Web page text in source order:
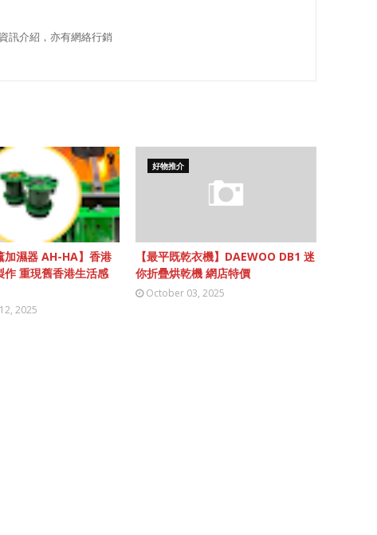
訊介紹，亦有網絡行銷
加濕器 AH-HA】香港
作 重現舊香港生活感
2025
好物推介
【最平既乾衣機】DAEWOO DB1 迷
你折疊烘乾機 網店特價
October 03, 2025